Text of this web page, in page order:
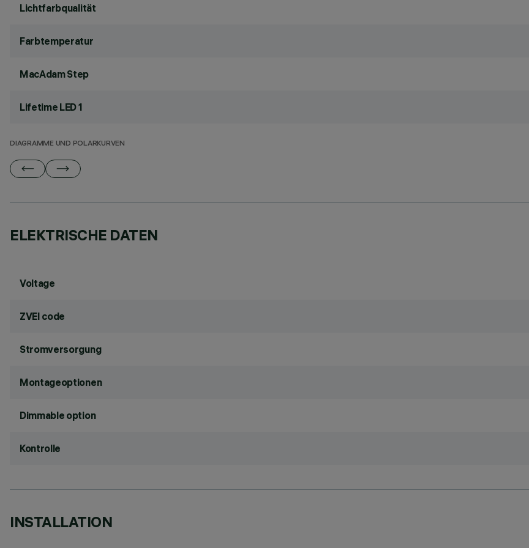
Lichtfarbqualität
Farbtemperatur
MacAdam Step
Lifetime LED 1
DIAGRAMME UND POLARKURVEN
ELEKTRISCHE DATEN
Voltage
ZVEI code
Stromversorgung
Montageoptionen
Dimmable option
Kontrolle
INSTALLATION